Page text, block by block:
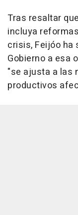
Tras resaltar
incluya
crisis, Feijóo ha
Gobierno a esa
"se ajusta a las
productivos